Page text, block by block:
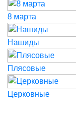
8 марта
Нашиды
Плясовые
Церковные